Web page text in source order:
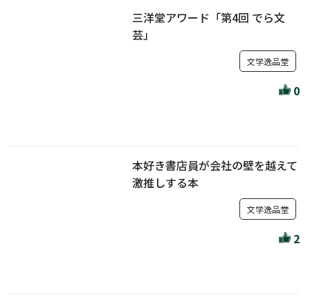
三洋堂アワード「第4回 でら文
芸」
文学逸品堂
0
本好き書店員が会社の壁を越えて
激推しする本
文学逸品堂
2